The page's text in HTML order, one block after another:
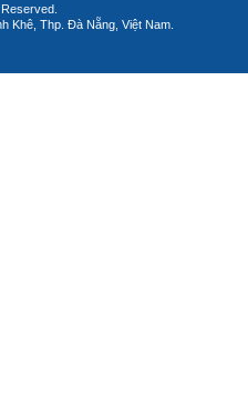
Khê, Thp. Đà Nẵng, Việt Nam.